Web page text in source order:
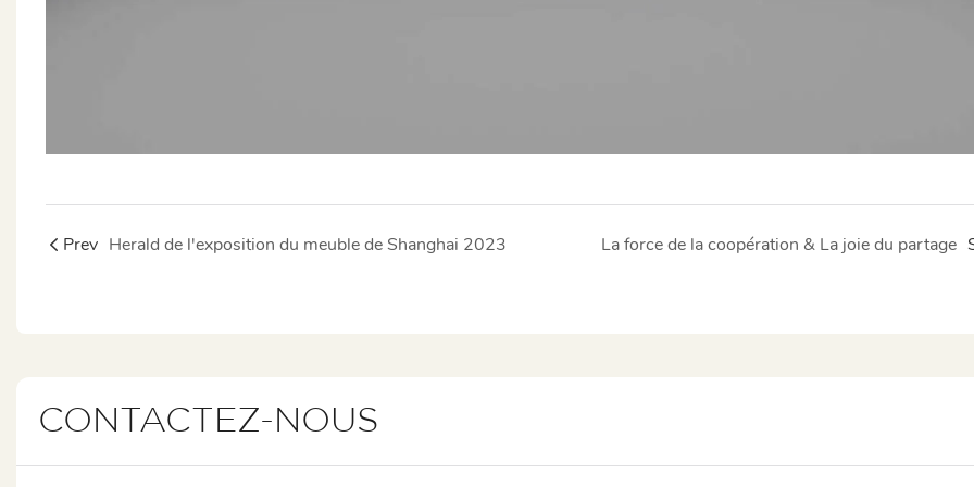
Prev Herald de l'exposition du meuble de Shanghai 2023 La force de la coopération & La joie du partage
CONTACTEZ-NOUS